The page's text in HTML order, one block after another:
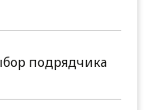
подрядчика